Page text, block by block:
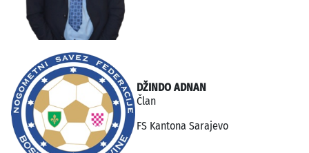
DŽINDO ADNAN
Član
FS Kantona Sarajevo